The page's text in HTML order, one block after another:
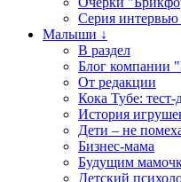
Серия
Малыши ↓
В раздел
Блог
От редакции
Кока Тубе: тест-
История
Дети – не
Бизнес-мама
Будущим
Детский